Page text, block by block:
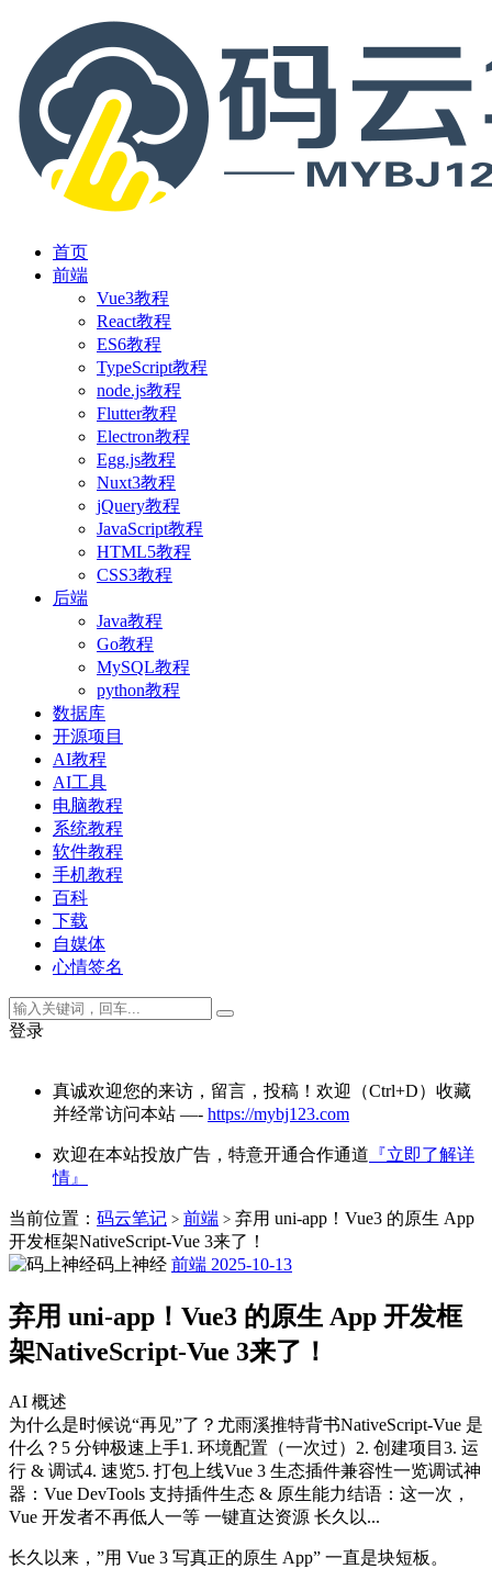
首页
前端
Vue3教程
React教程
ES6教程
TypeScript教程
node.js教程
Flutter教程
Electron教程
Egg.js教程
Nuxt3教程
jQuery教程
JavaScript教程
HTML5教程
CSS3教程
后端
Java教程
Go教程
MySQL教程
python教程
数据库
开源项目
AI教程
AI工具
电脑教程
系统教程
软件教程
手机教程
百科
下载
自媒体
心情签名
登录
真诚欢迎您的来访，留言，投稿！欢迎（Ctrl+D）收藏
并经常访问本站 —- https://mybj123.com
欢迎在本站投放广告，特意开通合作通道 『立即了解详
情』
当前位置： 码云笔记 > 前端 > 弃用 uni-app！Vue3 的原生 App
开发框架NativeScript-Vue 3来了！
码上神经 前端 2025-10-13
弃用 uni-app！Vue3 的原生 App 开发框
架NativeScript-Vue 3来了！
AI 概述
为什么是时候说“再见”了？尤雨溪推特背书NativeScript-Vue 是
什么？5 分钟极速上手1. 环境配置（一次过）2. 创建项目3. 运
行 & 调试4. 速览5. 打包上线Vue 3 生态插件兼容性一览调试神
器：Vue DevTools 支持插件生态 & 原生能力结语：这一次，
Vue 开发者不再低人一等 一键直达资源 长久以...
长久以来，”用 Vue 3 写真正的原生 App” 一直是块短板。